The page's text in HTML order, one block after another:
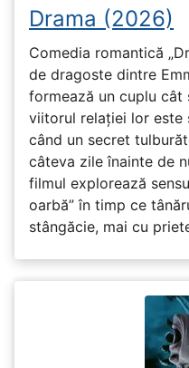
Drama (2026)
Comedia romantică
de dragoste dintre
formează un cuplu
viitorul relației lor este
când un secret
câteva zile înainte de
filmul explorează
oarbă” în timp ce
stângăcie, mai cu